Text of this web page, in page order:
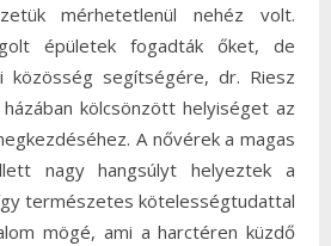
mérhetetlenül nehéz volt.
épületek fogadták őket, de
közösség segítségére, dr. Riesz
kölcsönzött helyiséget az
A nővérek a magas
nagy hangsúlyt helyeztek a
természetes kötelességtudattal
mögé, ami a harctéren küzdő